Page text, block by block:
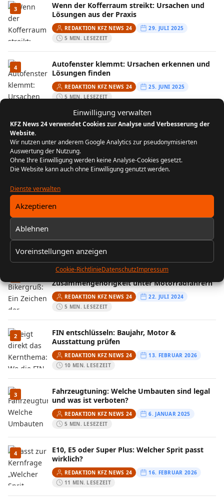
Einwilligung verwalten
KFZ News 24 verwendet Cookies zur Analyse und Verbesserung der
Website.
Wir nutzen unter anderem Google Analytics zur pseudonymisierten
Auswertung der Nutzung.
Ohne Ihre Einwilligung werden keine Analyse-Cookies gesetzt.
Die Website kann auch ohne Einwilligung genutzt werden.
Dienste verwalten
Akzeptieren
Ablehnen
Voreinstellungen anzeigen
Cookie-RichtlinieDatenschutzImpressum
3
Wenn der Kofferraum streikt: Ursachen und
Lösungen aus der Praxis
REDAKTION KFZ NEWS 24
29. JULI 2025
5 MIN. LESEZEIT
4
Autofenster klemmt: Ursachen erkennen und
Lösungen finden
REDAKTION KFZ NEWS 24
25. JUNI 2025
5 MIN. LESEZEIT
5
Probleme beim Bremsen: Mögliche Ursachen
REDAKTION KFZ NEWS 24
25. JUNI 2024
4 MIN. LESEZEIT
FOLGE UNS
Instagram
MEIST GELESEN
Der Bikergruß: Ein Zeichen der
Zusammengehörigkeit unter Motorradfahrern
REDAKTION KFZ NEWS 24
22. JULI 2024
5 MIN. LESEZEIT
2
FIN entschlüsseln: Baujahr, Motor &
Ausstattung prüfen
REDAKTION KFZ NEWS 24
13. FEBRUAR 2026
10 MIN. LESEZEIT
3
Fahrzeugtuning: Welche Umbauten sind legal
und was ist verboten?
REDAKTION KFZ NEWS 24
6. JANUAR 2025
5 MIN. LESEZEIT
4
E10, E5 oder Super Plus: Welcher Sprit passt
wirklich?
REDAKTION KFZ NEWS 24
16. FEBRUAR 2026
11 MIN. LESEZEIT